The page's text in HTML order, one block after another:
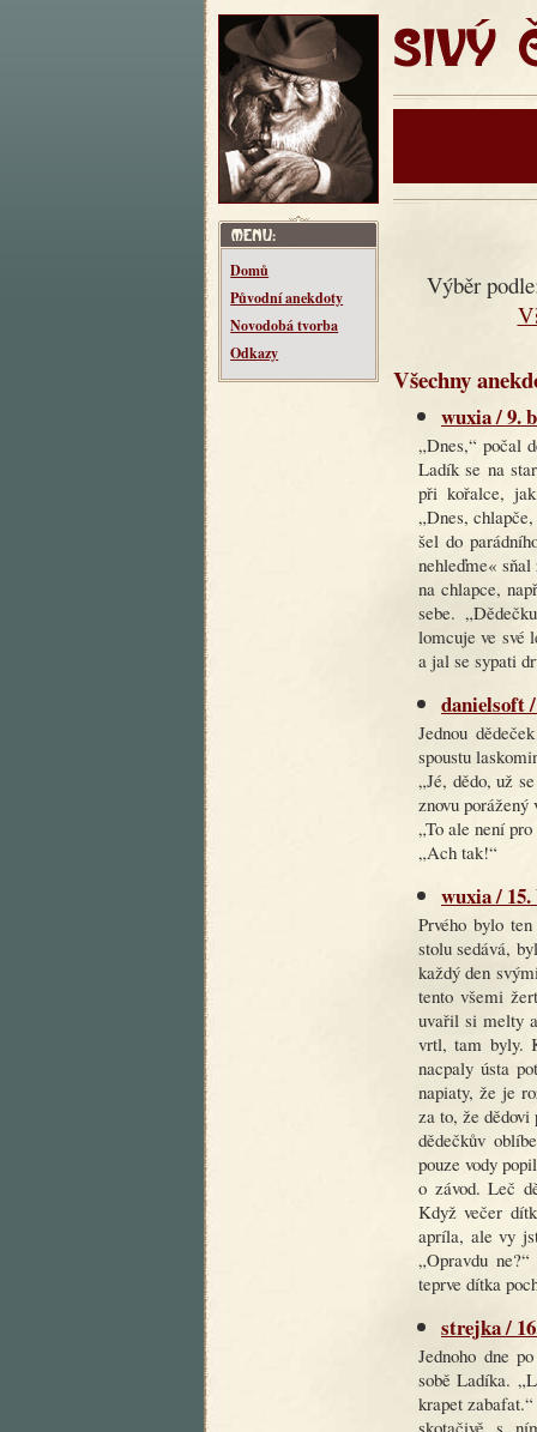
SIVÝ
Domů
Původní anekdoty
Novodobá tvorba
Odkazy
Výběr
Všechny
wuxia / 9.
„Dnes,“ počal
Ladík se na
při kořalce,
„Dnes,
šel do
nehleďme«
na chlapce,
sebe.
lomcuje ve své
a jal se sypati
danielsoft
Jednou
spoustu
„Jé, dědo, už
znovu porážený
„To ale není
„Ach tak!“
wuxia / 15.
Prvého bylo
stolu sedává,
každý den
tento všemi
uvařil si melty
vrtl, tam byly.
nacpaly ústa
napiaty, že je
za to, že
dědečkův
pouze vody
o závod. Leč
Když večer
apríla, ale vy
„Opravdu
teprve dítka
strejka /
Jednoho dne
sobě Ladíka.
krapet